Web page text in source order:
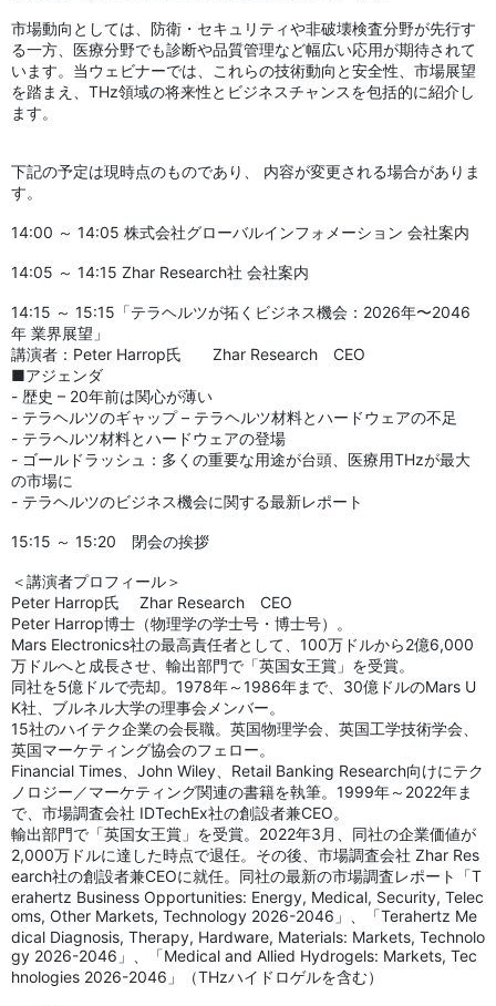
市場動向としては、防衛・セキュリティや非破壊検査分野が先行す
る一方、医療分野でも診断や品質管理など幅広い応用が期待されて
います。当ウェビナーでは、これらの技術動向と安全性、市場展望
を踏まえ、THz領域の将来性とビジネスチャンスを包括的に紹介し
ます。
下記の予定は現時点のものであり、 内容が変更される場合がありま
す。
14:00 ～ 14:05 株式会社グローバルインフォメーション 会社案内
14:05 ～ 14:15 Zhar Research社 会社案内
14:15 ～ 15:15「テラヘルツが拓くビジネス機会：2026年〜2046
年 業界展望」
講演者：Peter Harrop氏 Zhar Research CEO
■アジェンダ
- 歴史 – 20年前は関心が薄い
- テラヘルツのギャップ – テラヘルツ材料とハードウェアの不足
- テラヘルツ材料とハードウェアの登場
- ゴールドラッシュ：多くの重要な用途が台頭、医療用THzが最大
の市場に
- テラヘルツのビジネス機会に関する最新レポート
15:15 ～ 15:20 閉会の挨拶
＜講演者プロフィール＞
Peter Harrop氏 Zhar Research CEO
Peter Harrop博士（物理学の学士号・博士号）。
Mars Electronics社の最高責任者として、100万ドルから2億6,000
万ドルへと成長させ、輸出部門で「英国女王賞」を受賞。
同社を5億ドルで売却。1978年～1986年まで、30億ドルのMars U
K社、ブルネル大学の理事会メンバー。
15社のハイテク企業の会長職。英国物理学会、英国工学技術学会、
英国マーケティング協会のフェロー。
Financial Times、John Wiley、Retail Banking Research向けにテク
ノロジー／マーケティング関連の書籍を執筆。1999年～2022年ま
で、市場調査会社 IDTechEx社の創設者兼CEO。
輸出部門で「英国女王賞」を受賞。2022年3月、同社の企業価値が
2,000万ドルに達した時点で退任。その後、市場調査会社 Zhar Res
earch社の創設者兼CEOに就任。同社の最新の市場調査レポート「T
erahertz Business Opportunities: Energy, Medical, Security, Telec
oms, Other Markets, Technology 2026-2046」、「Terahertz Me
dical Diagnosis, Therapy, Hardware, Materials: Markets, Technolo
gy 2026-2046」、「Medical and Allied Hydrogels: Markets, Tec
hnologies 2026-2046」（THzハイドロゲルを含む）